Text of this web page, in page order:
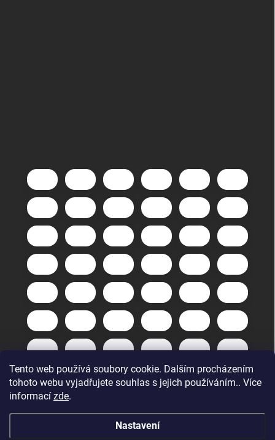
Tento web používá soubory cookie. Dalším procházením
tohoto webu vyjadřujete souhlas s jejich používáním.. Více
informací zde.
Nastavení